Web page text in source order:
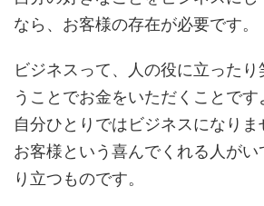
なら、お客様の存在が必要です。
ビジネスって、人の役に立ったり
うことでお金をいただくことです
自分ひとりではビジネスになりま
お客様という喜んでくれる人が
り立つものです。